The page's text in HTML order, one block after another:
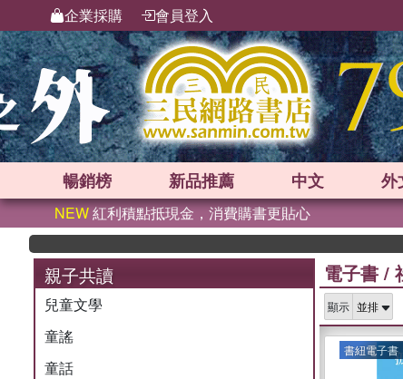
企業採購 會員登入
暢銷榜 新品推薦 中文 外
NEW紅利積點抵現金，消費購書更貼心
親子共讀
兒童文學
童謠
童話
電子書 /
顯示
書紐電子書